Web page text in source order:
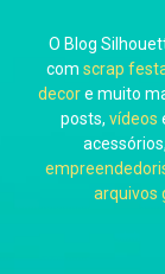
O Blog
com scrap
decore muito
posts, vídeos
acessórios,
arquivos